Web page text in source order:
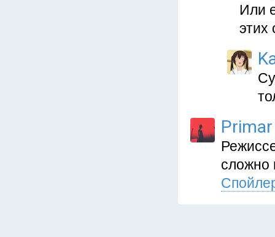
Или
этих
Primar
сложно